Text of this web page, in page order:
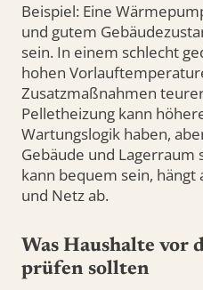
Beispiel: Eine
und gutem
sein. In einem schlecht
hohen
Zusatzmaßnahmen
Pelletheizung kann
Wartungslogik haben,
Gebäude und Lagerraum
kann bequem sein,
und Netz ab.
Was Haushalte vor
prüfen sollten